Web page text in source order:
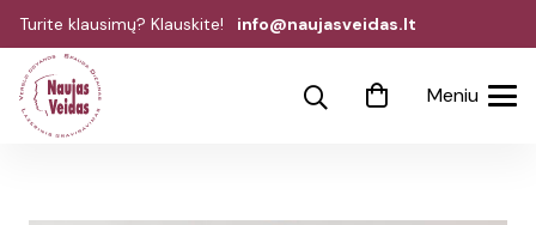
Turite klausimų? Klauskite! info@naujasveidas.lt
Meniu